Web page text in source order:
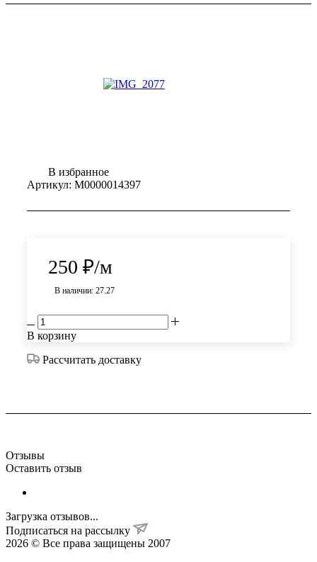
В избранное
Артикул: М0000014397
250 ₽/м
В наличии: 27.27
В корзину
Рассчитать доставку
Отзывы
Оставить отзыв
Загрузка отзывов...
Подписаться на рассылку
2026 © Все права защищены 2007